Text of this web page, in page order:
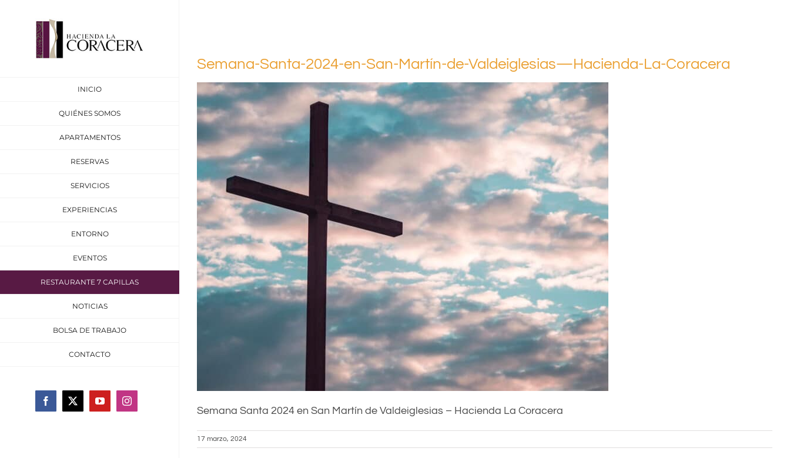
contenido
INICIO
QUIÉNES SOMOS
APARTAMENTOS
RESERVAS
SERVICIOS
EXPERIENCIAS
ENTORNO
EVENTOS
RESTAURANTE 7 CAPILLAS
NOTICIAS
BOLSA DE TRABAJO
CONTACTO
Facebook
X YouTubeInstagram
Semana-Santa-2024-en-San-Martín-de-Valdeiglesias—Hacienda-La-Coracera
Semana Santa 2024 en San Martín de Valdeiglesias – Hacienda La Coracera
17 marzo, 2024